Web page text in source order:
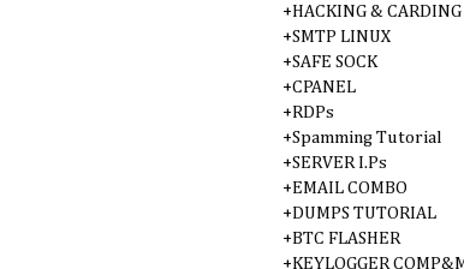
+HACKING &
+SMTP LINUX
+SAFE SOCK
+CPANEL
+RDPs
+Spamming Tutorial
+SERVER I.Ps
+EMAIL COMBO
+DUMPS TUTORIAL
+BTC FLASHER
+KEYLOGGER